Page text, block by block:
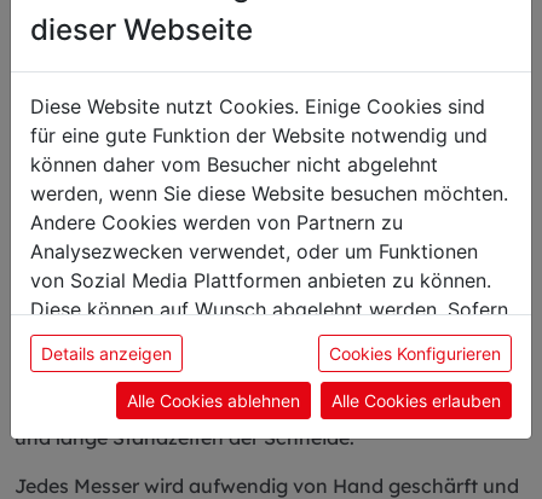
Artikelnummer: 003954
inkl. 20 % MwSt.
Die Dick Messerserie 1778 repräsentiert eine besondere
Jubiläums-Serie und verbindet Tradition, Handwerk
und modernste Stahltechnologie. Die Klingen bestehen
aus einem Dreilagenstahlkern (Double X VG12), der die
Vorteile von hochlegiertem Kohlenstoffstahl und
rostfreiem Edelstahl kombiniert. Diese Konstruktion
sorgt für überlegene Schärfe, hohe Schnitthaltigkeit
und lange Standzeiten der Schneide.
Jedes Messer wird aufwendig von Hand geschärft und
dieser Webseite
Diese Website nutzt Cookies. Einige Cookies sind
für eine gute Funktion der Website notwendig und
können daher vom Besucher nicht abgelehnt
werden, wenn Sie diese Website besuchen möchten.
Andere Cookies werden von Partnern zu
Analysezwecken verwendet, oder um Funktionen
von Sozial Media Plattformen anbieten zu können.
Diese können auf Wunsch abgelehnt werden. Sofern
sie unsere Webseite weiter nutzen, geben Sie
Einwilligung zu unseren Cookies.
Details anzeigen Cookies Konfigurieren
Alle Cookies ablehnen Alle Cookies erlauben